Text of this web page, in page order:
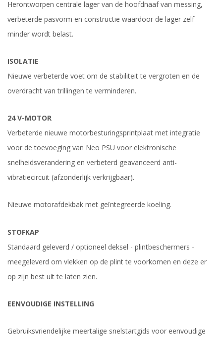
Herontworpen centrale lager van de hoofdnaaf van messing,
verbeterde pasvorm en constructie waardoor de lager zelf
minder wordt belast.
ISOLATIE
Nieuwe verbeterde voet om de stabiliteit te vergroten en de
overdracht van trillingen te verminderen.
24 V-MOTOR
Verbeterde nieuwe motorbesturingsprintplaat met integratie
voor de toevoeging van Neo PSU voor elektronische
snelheidsverandering en verbeterd geavanceerd anti-
vibratiecircuit (afzonderlijk verkrijgbaar).
Nieuwe motorafdekbak met geïntegreerde koeling.
STOFKAP
Standaard geleverd / optioneel deksel - plintbeschermers -
meegeleverd om vlekken op de plint te voorkomen en deze er
op zijn best uit te laten zien.
EENVOUDIGE INSTELLING
Gebruiksvriendelijke meertalige snelstartgids voor eenvoudige